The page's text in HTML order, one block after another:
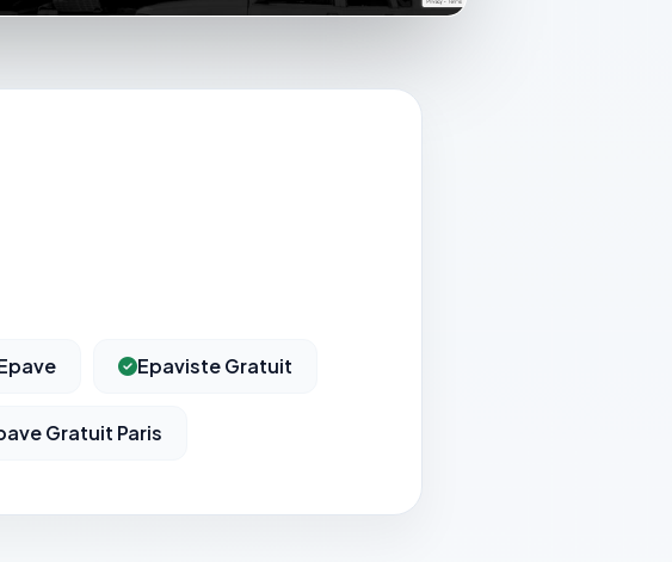
Epaviste Gratuit
Gratuit Paris